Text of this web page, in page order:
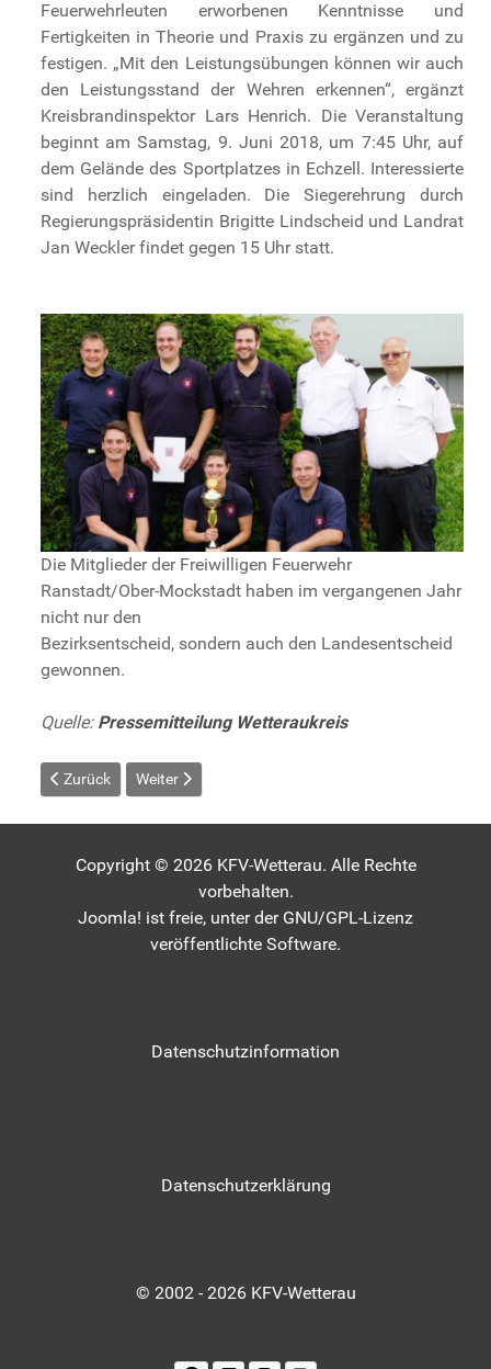
Feuerwehrleuten erworbenen Kenntnisse und
Fertigkeiten in Theorie und Praxis zu ergänzen und zu
festigen. „Mit den Leistungsübungen können wir auch
den Leistungsstand der Wehren erkennen“, ergänzt
Kreisbrandinspektor Lars Henrich. Die Veranstaltung
beginnt am Samstag, 9. Juni 2018, um 7:45 Uhr, auf
dem Gelände des Sportplatzes in Echzell. Interessierte
sind herzlich eingeladen. Die Siegerehrung durch
Regierungspräsidentin Brigitte Lindscheid und Landrat
Jan Weckler findet gegen 15 Uhr statt.
Die Mitglieder der Freiwilligen Feuerwehr
Ranstadt/Ober-Mockstadt haben im vergangenen Jahr
nicht nur den
Bezirksentscheid, sondern auch den Landesentscheid
gewonnen.
Quelle: Pressemitteilung Wetteraukreis
Vorheriger Beitrag: Feuerwehr Ober-Mockstadt erneut
Zurück Nächster Beitrag: RP veranstaltet Feuerwehr-
Weiter
Copyright © 2026 KFV-Wetterau. Alle Rechte
vorbehalten.
Joomla! ist freie, unter der GNU/GPL-Lizenz
veröffentlichte Software.
Datenschutzinformation
Datenschutzerklärung
© 2002 - 2026 KFV-Wetterau